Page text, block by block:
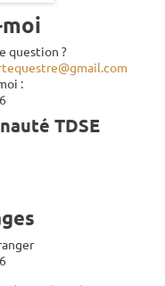
question ?
:
TDSE